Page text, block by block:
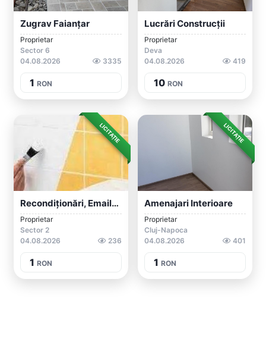
Zugrav Faianțar
Proprietar
Sector 6
04.08.2026
3335
1 RON
Lucrări Construcții
Proprietar
Deva
04.08.2026
419
10 RON
LICITAȚIE
Recondiționări, Emailare, SCHIMBARE LOOK...
Proprietar
Sector 2
04.08.2026
236
1 RON
LICITAȚIE
Amenajari Interioare
Proprietar
Cluj-Napoca
04.08.2026
401
1 RON